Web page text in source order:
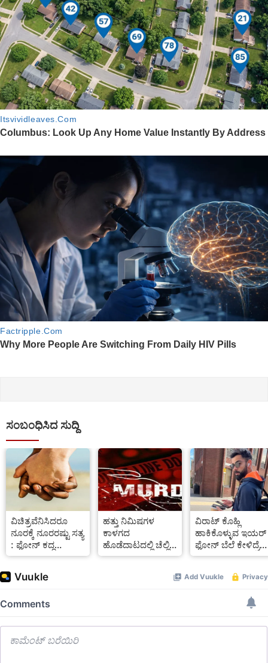
ಸಂಬಂಧಿಸಿದ ಸುದ್ದಿ
ವಿಚಿತ್ರವೆನಿಸಿದರೂ
ನೂರಕ್ಕೆ ನೂರರಷ್ಟು ಸತ್ಯ
: ಫೋನ್ ಕದ್ದ
ಕಳ್ಳನೊಂದಿಗೆ
ಯುವತಿ
ಹತ್ತು‌ ನಿಮಿಷಗಳ
ಕಾಳಗದ
ಹೊಡೆದಾಟದಲ್ಲಿ ಚೆಲ್ಲಿದ್ದ
ನೆತ್ತರು
ವಿರಾಟ್ ಕೊಹ್ಲಿ
ಹಾಕಿಕೊಳ್ಳುವ ಇಯರ್
ಫೋನ್ ಬೆಲೆ ಕೇಳಿದ್ರೆ
ಶಾಕ್ ಆಗ್ತೀರಿ